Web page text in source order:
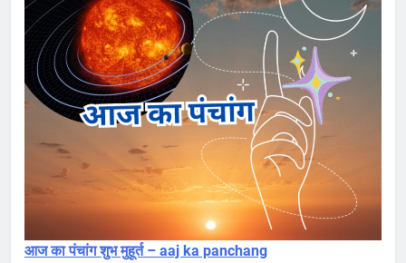
आज का पंचांग शुभ मुहूर्त – aaj ka panchang